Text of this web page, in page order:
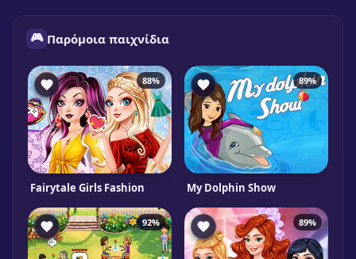
🎮 Παρόμοια παιχνίδια
88%
Fairytale Girls Fashion
89%
My Dolphin Show
92% 89%